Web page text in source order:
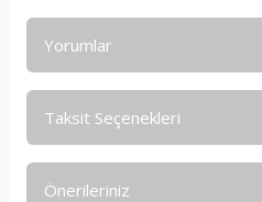
Yorumlar
Taksit Seçenekleri
Önerileriniz